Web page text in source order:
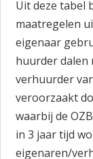
Uit deze tabel
maatregelen
eigenaar
huurder dalen
verhuurder
veroorzaakt
waarbij de
in 3 jaar tijd
eigenaren/